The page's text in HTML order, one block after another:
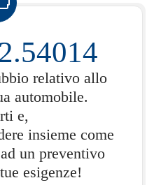
relativo allo
automobile.
e,
insieme come
un preventivo
esigenze!